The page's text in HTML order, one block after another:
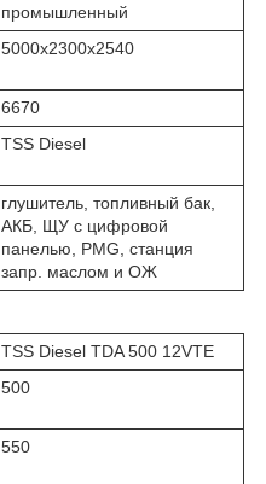
промышленный
5000х2300х2540
6670
TSS Diesel
глушитель, топливный бак,
АКБ, ЩУ с цифровой
панелью, PMG, станция
запр. маслом и ОЖ
TSS Diesel TDA 500 12VTE
500
550